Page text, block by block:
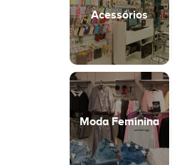
Acessórios
Moda Feminina